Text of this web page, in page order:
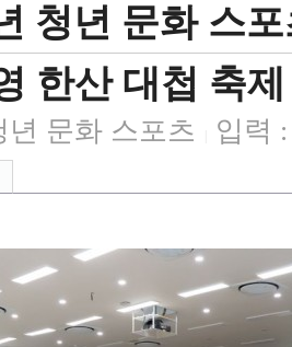
청년 문화 스
한산 대첩 축
년 문화 스포츠 입력